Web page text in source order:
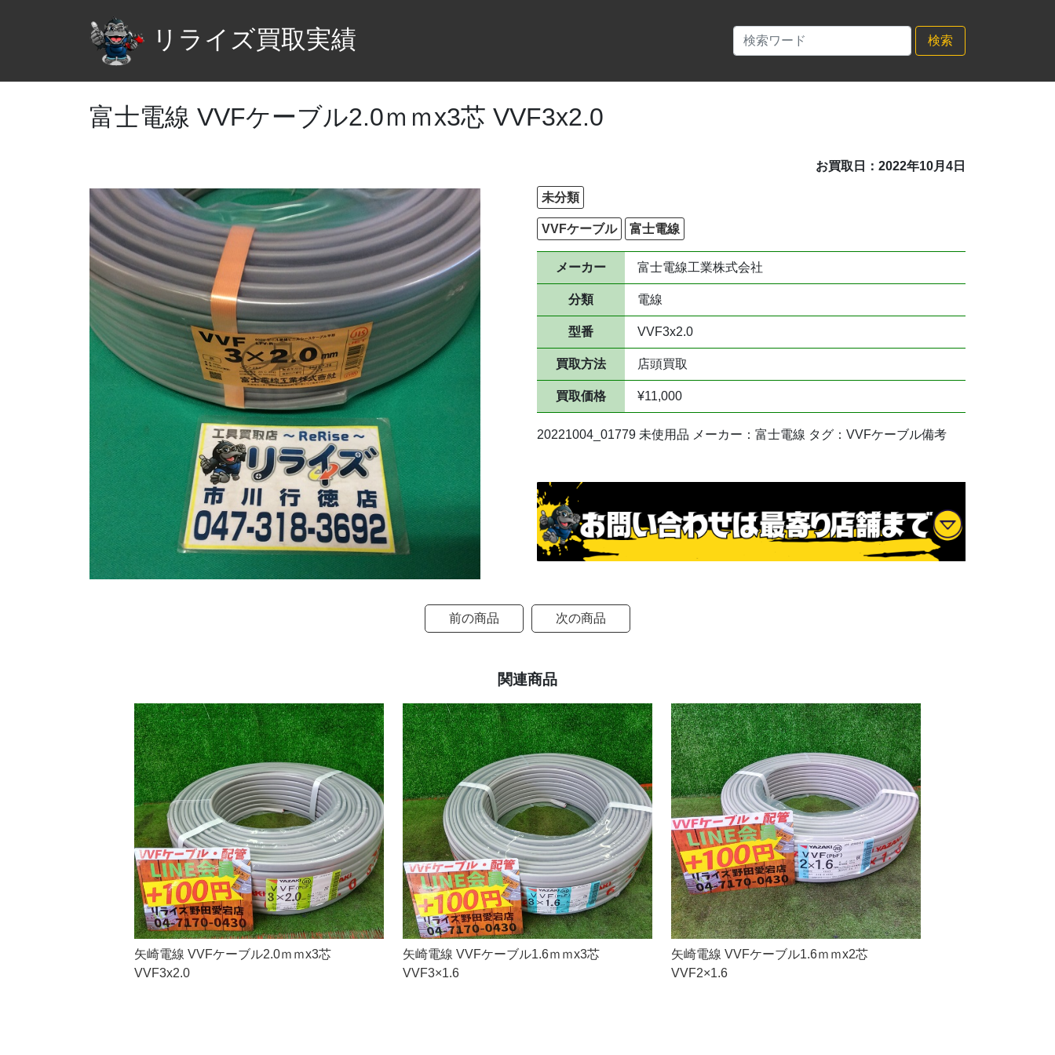
リライズ買取実績 検索
富士電線 VVFケーブル2.0ｍｍx3芯 VVF3x2.0
お買取日：2022年10月4日
未分類
VVFケーブル 富士電線
メーカー 富士電線工業株式会社
分類 電線
型番 VVF3x2.0
買取方法 店頭買取
買取価格 ¥11,000
20221004_01779 未使用品 メーカー：富士電線 タグ：VVFケーブル備考
前の商品 次の商品
関連商品
矢崎電線 VVFケーブル2.0ｍｍx3芯
VVF3x2.0
矢崎電線 VVFケーブル1.6ｍｍx3芯
VVF3×1.6
矢崎電線 VVFケーブル1.6ｍｍx2芯
VVF2×1.6